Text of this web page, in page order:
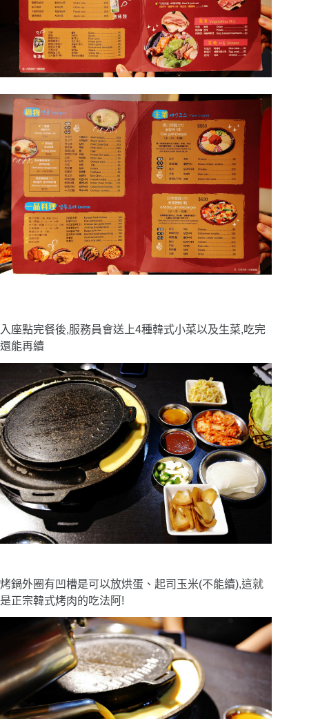
入座點完餐後,服務員會送上4種韓式小菜以及生菜,吃完
還能再續
烤鍋外圈有凹槽是可以放烘蛋、起司玉米(不能續),這就
是正宗韓式烤肉的吃法阿!